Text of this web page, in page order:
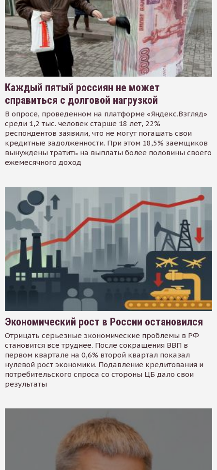
Каждый пятый россиян не может
справиться с долговой нагрузкой
В опросе, проведенном на платформе «Яндекс.Взгляд»
среди 1,2 тыс. человек старше 18 лет, 22%
респондентов заявили, что не могут погашать свои
кредитные задолженности. При этом 18,5% заемщиков
вынуждены тратить на выплаты более половины своего
ежемесячного доход
Экономический рост в России остановился
Отрицать серьезные экономические проблемы в РФ
становится все труднее. После сокращения ВВП в
первом квартале на 0,6% второй квартал показал
нулевой рост экономики. Подавление кредитования и
потребительского спроса со стороны ЦБ дало свои
результаты